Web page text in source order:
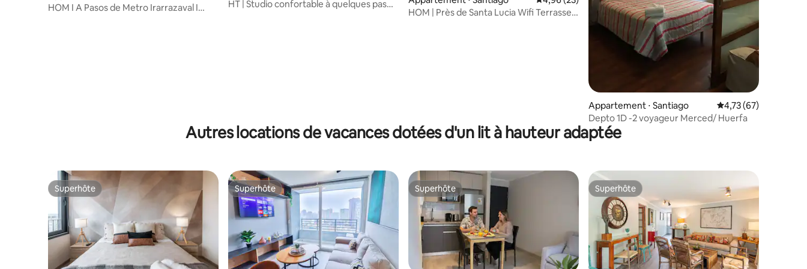
HOM I A Pasos de Metro Irarrazaval I
HT | Studio confortable à quelques pas
HOM | Près de Santa Lucia Wifi Terrasse
Appartement ⋅ Santiago Évaluation moyenne
4,73 (67)
Depto 1D -2 voyageur Merced/ Huerfa
Autres locations de vacances dotées d'un lit à hauteur adaptée
Superhôte
Superhôte Superhôte
Superhôte Superhôte
Superhôte Superhôte
Superhôte